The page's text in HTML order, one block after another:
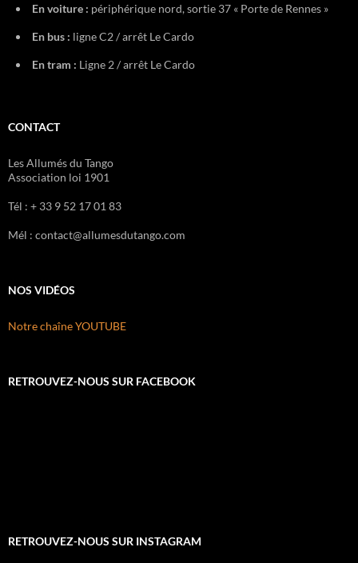
En voiture : périphérique nord, sortie 37 « Porte de Rennes »
En bus : ligne C2 / arrêt Le Cardo
En tram : Ligne 2 / arrêt Le Cardo
CONTACT
Les Allumés du Tango
Association loi 1901
Tél : + 33 9 52 17 01 83
Mél : contact@allumesdutango.com
NOS VIDÉOS
Notre chaîne YOUTUBE
RETROUVEZ-NOUS SUR FACEBOOK
RETROUVEZ-NOUS SUR INSTAGRAM